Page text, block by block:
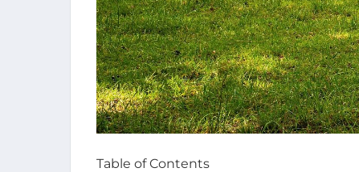
Table of Contents